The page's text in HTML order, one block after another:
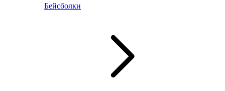
Бейсболки